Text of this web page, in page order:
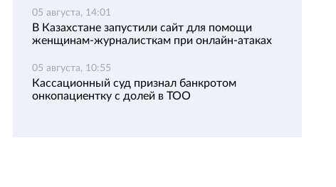
05 августа, 14:01
В Казахстане запустили сайт для помощи
женщинам-журналисткам при онлайн-атаках
05 августа, 10:55
Кассационный суд признал банкротом
онкопациентку с долей в ТОО